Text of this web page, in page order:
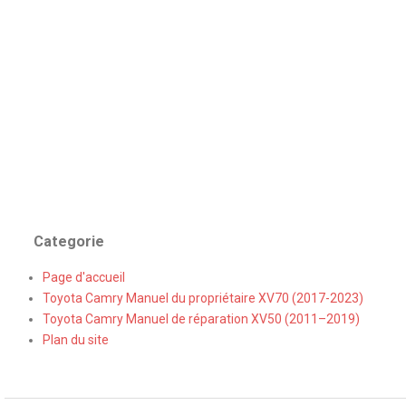
Categorie
Page d'accueil
Toyota Camry Manuel du propriétaire XV70 (2017-2023)
Toyota Camry Manuel de réparation XV50 (2011–2019)
Plan du site